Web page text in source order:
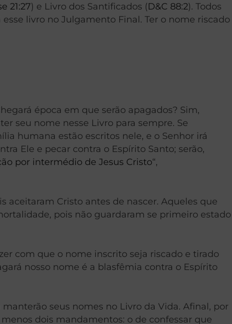
21:27) e Livro dos Santificados (D&C 88:2). Todos
livro no Julgamento Final. Ter o nome riscado
época em que serão apagados? Sim,
seu nome nesse Livro para sempre. Se
humana estão escritos nele, e o Senhor irá
Ele e pecar contra o Espírito Santo; serão,
por intermédio de Jesus Cristo“,
aceitaram Cristo antes de nascer. Aqueles que
pois não guardaram se primeiro estado
com que o nome inscrito seja riscado e tirado
nosso nome é a blasfêmia contra o Espírito
seus nomes no Livro da Vida. Afinal, por
dois mandamentos: o de confessar que